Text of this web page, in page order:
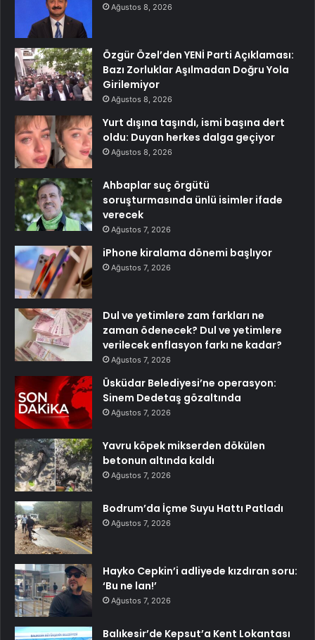
Ağustos 8, 2026
Özgür Özel’den YENİ Parti Açıklaması:
Bazı Zorluklar Aşılmadan Doğru Yola
Girilemiyor
Ağustos 8, 2026
Yurt dışına taşındı, ismi başına dert
oldu: Duyan herkes dalga geçiyor
Ağustos 8, 2026
Ahbaplar suç örgütü
soruşturmasında ünlü isimler ifade
verecek
Ağustos 7, 2026
iPhone kiralama dönemi başlıyor
Ağustos 7, 2026
Dul ve yetimlere zam farkları ne
zaman ödenecek? Dul ve yetimlere
verilecek enflasyon farkı ne kadar?
Ağustos 7, 2026
Üsküdar Belediyesi’ne operasyon:
Sinem Dedetaş gözaltında
Ağustos 7, 2026
Yavru köpek mikserden dökülen
betonun altında kaldı
Ağustos 7, 2026
Bodrum’da İçme Suyu Hattı Patladı
Ağustos 7, 2026
Hayko Cepkin’i adliyede kızdıran soru:
‘Bu ne lan!’
Ağustos 7, 2026
Balıkesir’de Kepsut’a Kent Lokantası